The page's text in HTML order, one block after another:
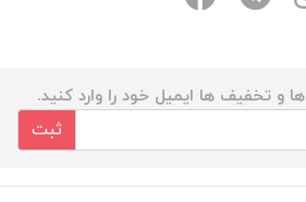
و تخفیف ها ایمیل خود را وارد کنید.
ثبت